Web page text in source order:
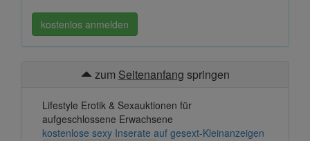
kostenlos anmelden
zum Seitenanfang springen
Lifestyle Erotik & Sexauktionen für
aufgeschlossene Erwachsene
kostenlose sexy Inserate auf gesext-Kleinanzeigen